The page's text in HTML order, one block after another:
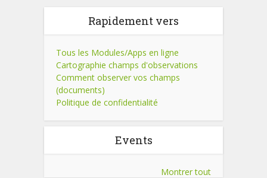
Rapidement vers
Tous les Modules/Apps en ligne
Cartographie champs d'observations
Comment observer vos champs
(documents)
Politique de confidentialité
Events
Montrer tout